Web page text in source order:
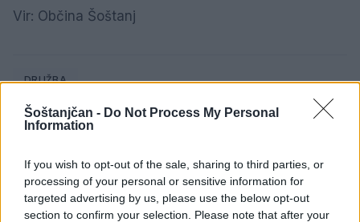
Šoštanjčan - Do Not Process My Personal
Information
If you wish to opt-out of the sale, sharing to third parties, or
processing of your personal or sensitive information for
targeted advertising by us, please use the below opt-out
section to confirm your selection. Please note that after your
Vir: Občina Šoštanj
DRUŽBA
SORODNE NOVICE